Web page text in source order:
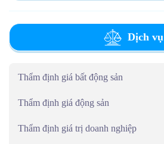
Dịch vụ
Thẩm định giá bất động sản
Thẩm định giá động sản
Thẩm định giá trị doanh nghiệp